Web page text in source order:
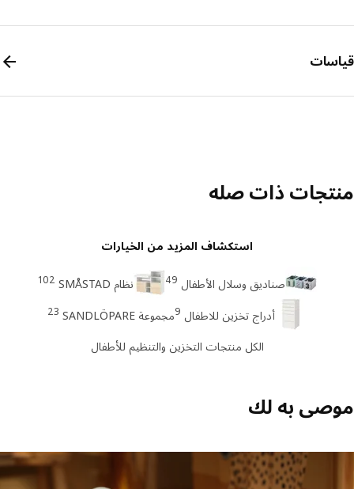
ذات صله
استكشاف المزيد من الخيارات
صناديق وسلال الأطفال 49 نظام SMÅSTAD 102
أدراج تخزين للاطفال 9مجموعة SANDLÖPARE 23
الكل منتجات التخزين والتنظيم للأطفال
به لك